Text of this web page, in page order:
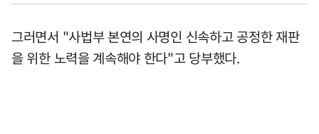
그러면서 "사법부 본연의 사명인 신속하고 공정한 재판
을 위한 노력을 계속해야 한다"고 당부했다.